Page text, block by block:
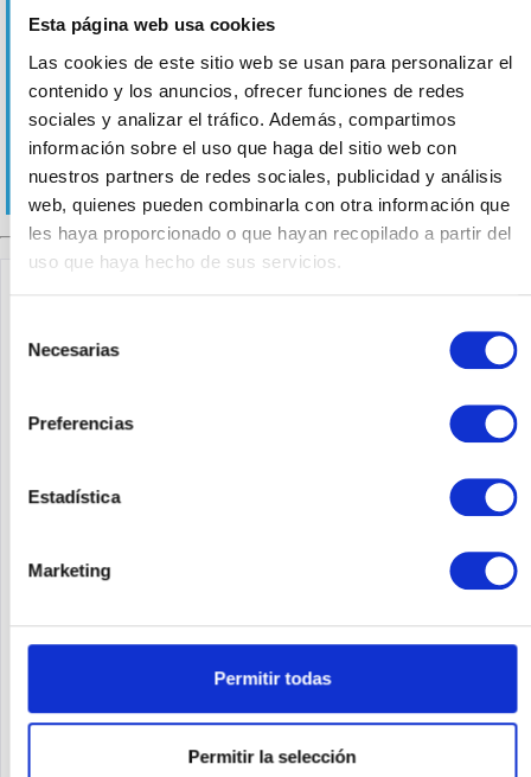
Esta página web usa cookies
Las cookies de este sitio web se usan para personalizar el
contenido y los anuncios, ofrecer funciones de redes
sociales y analizar el tráfico. Además, compartimos
información sobre el uso que haga del sitio web con
nuestros partners de redes sociales, publicidad y análisis
web, quienes pueden combinarla con otra información que
les haya proporcionado o que hayan recopilado a partir del
uso que haya hecho de sus servicios.
Necesarias
Preferencias
Estadística
Marketing
Permitir todas
Permitir la selección
de la
serie
200
de
Cisco
Business
Cisco
Business
100
Series
pequeñas empresas
Los puntos de acceso para pequeñas empresas de Cisco
son soluciones compactas diseñadas especialmente para
pequeñas empresas y zonas con poca carga de trabajo.
Dependiendo del modelo, estos puntos de acceso de Cisco
Los puntos de acceso de Cisco ofrecen WLAN según el
estándar IEEE 802.11ac y, por tanto, una velocidad
Los puntos de acceso para pequeñas empresas de Cisco
ejemplo, los puntos de acceso de Cisco son compatibles
con PoE (Power over Ethernet) y no necesitan su propia